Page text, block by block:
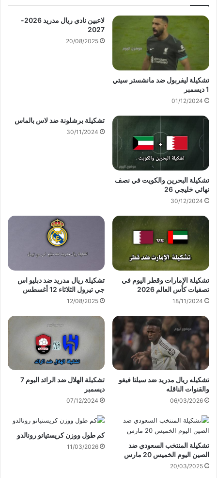
تشكيلة ليفربول ضد مانشستر سيتي
1 ديسمبر
01/12/2024
لاعبين نادي ريال مدريد 2026-
2027
20/08/2025
تشكيلة البحرين والكويت في نصف
نهائي خليجي 26
30/12/2024
تشكيلة برشلونة ضد لاس بالماس
30/11/2024
تشكيلة الإمارات وقطر اليوم في
تصفيات كأس العالم 2026
18/11/2024
تشكيلة ريال مدريد ضد دبليو اس
جي تيرول الثلاثاء 12 أغسطس
12/08/2025
تشكيله ريال مدريد ضد سيلتا فيغو
والقنوات الناقله
06/03/2026
تشكيلة الهلال ضد الرائد اليوم 7
ديسمبر
07/12/2024
تشكيلة المنتخب السعودي ضد
الصين اليوم الخميس 20 مارس
20/03/2025
كم طول ووزن كريستيانو رونالدو
11/03/2026